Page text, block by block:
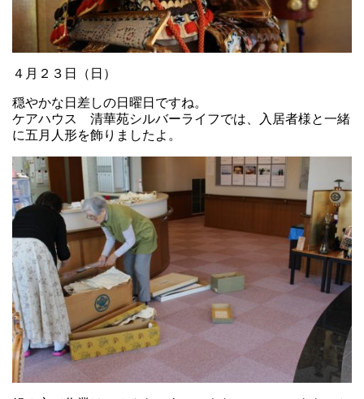
４月２３日（日）
穏やかな日差しの日曜日ですね。
ケアハウス 清華苑シルバーライフでは、入居者様と一緒
に五月人形を飾りましたよ。